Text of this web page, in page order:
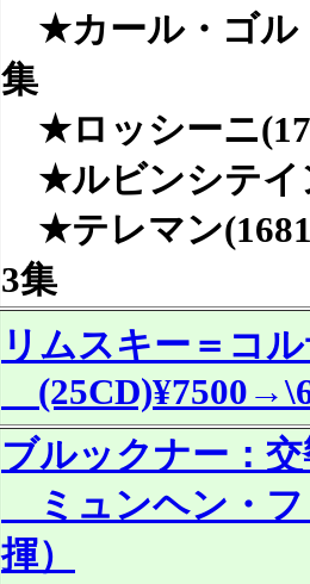
★カール・ゴル
集
★ロッシーニ
★ルビンシテイ
★テレマン
3集
リムスキー＝コ
ブルックナー：
ミュンヘン・フ
揮）